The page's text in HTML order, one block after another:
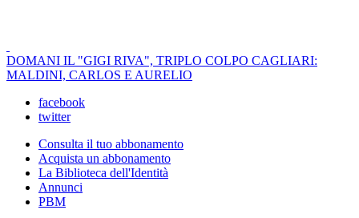
DOMANI IL "GIGI RIVA", TRIPLO COLPO CAGLIARI:
MALDINI, CARLOS E AURELIO
facebook
twitter
Consulta il tuo abbonamento
Acquista un abbonamento
La Biblioteca dell'Identità
Annunci
PBM